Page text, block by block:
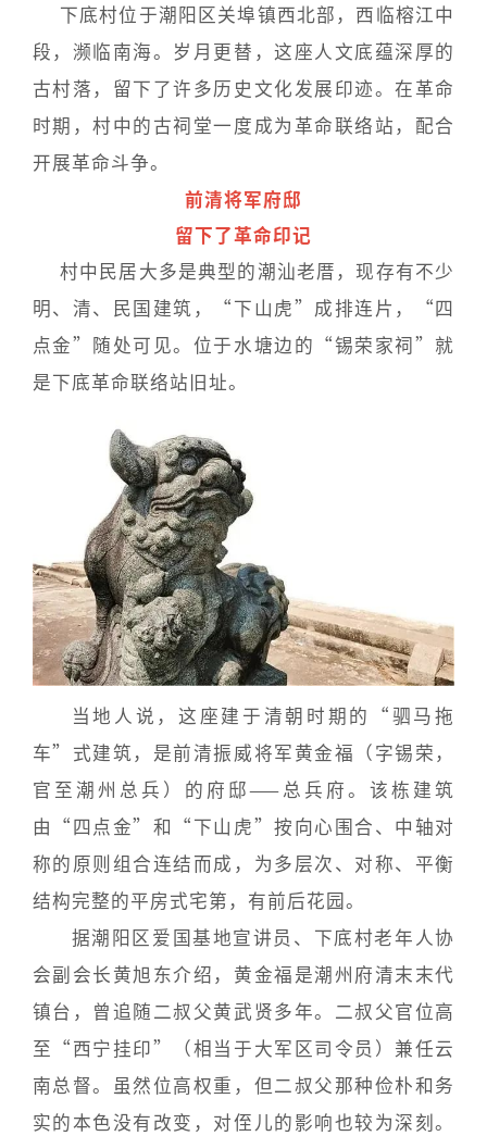
下底村位于潮阳区关埠镇西北部，西临榕江中
段，濒临南海。岁月更替，这座人文底蕴深厚的
古村落，留下了许多历史文化发展印迹。在革命
时期，村中的古祠堂一度成为革命联络站，配合
开展革命斗争。
前清将军府邸
留下了革命印记
村中民居大多是典型的潮汕老厝，现存有不少
明、清、民国建筑，“下山虎”成排连片，“四
点金”随处可见。位于水塘边的“锡荣家祠”就
是下底革命联络站旧址。
当地人说，这座建于清朝时期的“驷马拖
车”式建筑，是前清振威将军黄金福（字锡荣，
官至潮州总兵）的府邸——总兵府。该栋建筑
由“四点金”和“下山虎”按向心围合、中轴对
称的原则组合连结而成，为多层次、对称、平衡
结构完整的平房式宅第，有前后花园。
据潮阳区爱国基地宣讲员、下底村老年人协
会副会长黄旭东介绍，黄金福是潮州府清末末代
镇台，曾追随二叔父黄武贤多年。二叔父官位高
至“西宁挂印”（相当于大军区司令员）兼任云
南总督。虽然位高权重，但二叔父那种俭朴和务
实的本色没有改变，对侄儿的影响也较为深刻。